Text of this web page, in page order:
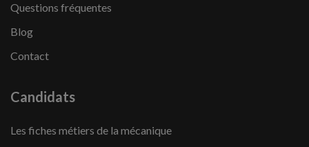
Questions fréquentes
Blog
Contact
Candidats
Les fiches métiers de la mécanique